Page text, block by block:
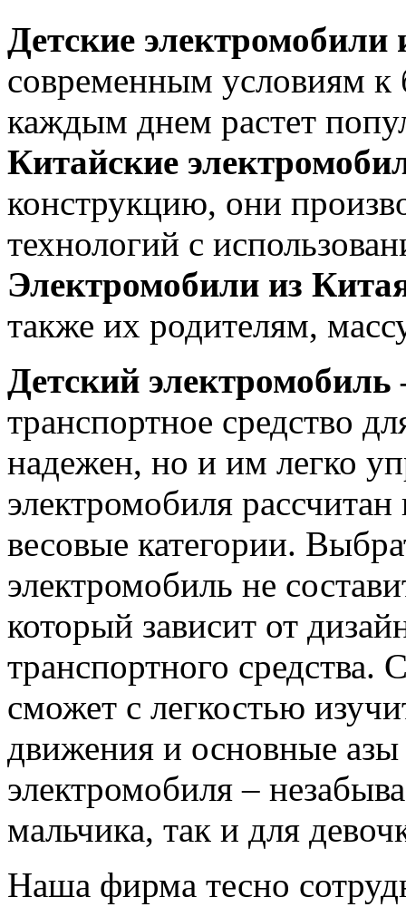
Детские
современным условиям к
каждым днем растет
Китайские
конструкцию, они
технологий с
Электромобили из
также их родителям,
Детский
транспортное средство
надежен, но и им легко
электромобиля
весовые категории.
электромобиль не
который зависит от
транспортного
сможет с легкостью
движения и основные
электромобиля –
мальчика, так и для
Наша фирма тесно